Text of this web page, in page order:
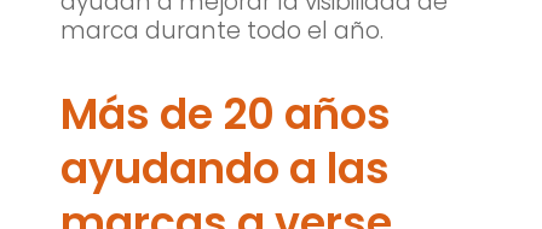
marca durante todo el año.
Más de 20 años
ayudando a las